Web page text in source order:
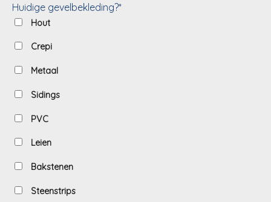
Huidige gevelbekleding?*
Hout
Crepi
Metaal
Sidings
PVC
Leien
Bakstenen
Steenstrips